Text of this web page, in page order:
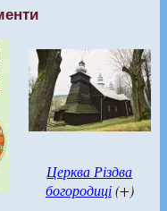
Церква Різдва
богородиці(+)